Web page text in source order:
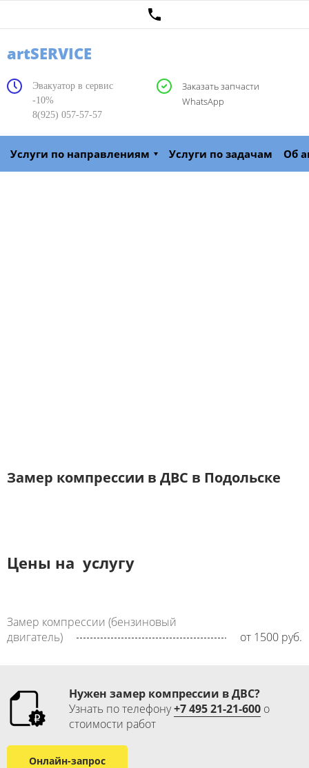
artSERVICE
Эвакуатор в сервис
-10%
8(925) 057-57-57
Заказать запчасти
WhatsApp
Услуги по направлениям Услуги по задачам Об
Замер компрессии в ДВС в Подольске
Цены на услугу
Замер компрессии (бензиновый
двигатель)
от 1500 руб.
Нужен замер компрессии в ДВС​​​?
Узнать по телефону+7 495 21-21-600 ​ о
стоимости работ​
Онлайн-запрос